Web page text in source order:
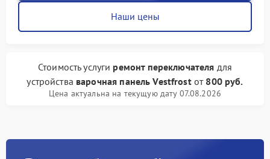
Наши цены
Стоимость услуги ремонт переключателя для
устройства варочная панель Vestfrostот 800 руб.
Цена актуальна на текущую дату 07.08.2026